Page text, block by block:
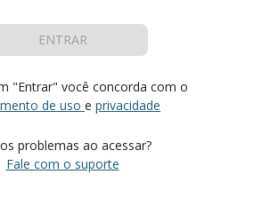
ENTRAR
"Entrar" você concorda com o
de uso e privacidade
problemas ao acessar?
Fale com o suporte